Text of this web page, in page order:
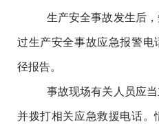
生产安全事故发生后
过生产安全事故应急报警电
径报告。
事故现场有关人员应
并拨打相关应急救援电话